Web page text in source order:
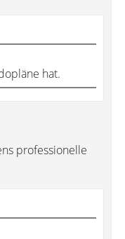
hat.
professionelle